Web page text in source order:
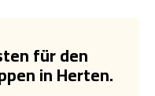
für den
in Herten.